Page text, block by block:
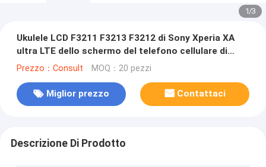
1/3
Ukulele LCD F3211 F3213 F3212 di Sony Xperia XA
ultra LTE dello schermo del telefono cellulare di
garanzia
Prezzo：Consult MOQ：20 pezzi
Miglior prezzo Contattaci
Descrizione Di Prodotto